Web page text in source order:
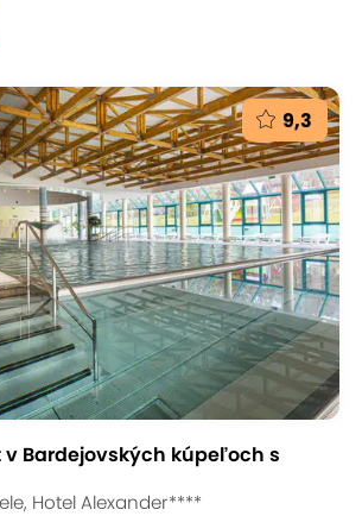
9,3
Bardejovských kúpeľoch s
Hotel Alexander****